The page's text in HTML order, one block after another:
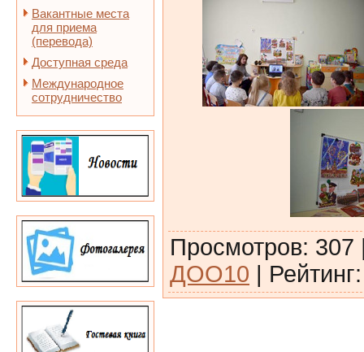
Вакантные места
для приема
(перевода)
Доступная среда
Международное
сотрудничество
Просмотров: 307
ДОО10 | Рейтинг: